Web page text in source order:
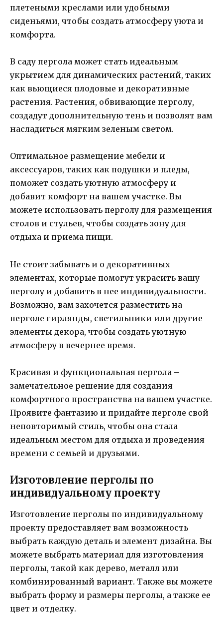
плетеными креслами или удобными
сиденьями, чтобы создать атмосферу уюта и
комфорта.
В саду пергола может стать идеальным
укрытием для динамических растений, таких
как вьющиеся плодовые и декоративные
растения. Растения, обвивающие перголу,
создадут дополнительную тень и позволят вам
насладиться мягким зеленым светом.
Оптимальное размещение мебели и
аксессуаров, таких как подушки и пледы,
поможет создать уютную атмосферу и
добавит комфорт на вашем участке. Вы
можете использовать перголу для размещения
столов и стульев, чтобы создать зону для
отдыха и приема пищи.
Не стоит забывать и о декоративных
элементах, которые помогут украсить вашу
перголу и добавить в нее индивидуальности.
Возможно, вам захочется разместить на
перголе гирлянды, светильники или другие
элементы декора, чтобы создать уютную
атмосферу в вечернее время.
Красивая и функциональная пергола –
замечательное решение для создания
комфортного пространства на вашем участке.
Проявите фантазию и придайте перголе свой
неповторимый стиль, чтобы она стала
идеальным местом для отдыха и проведения
времени с семьей и друзьями.
Изготовление перголы по
индивидуальному проекту
Изготовление перголы по индивидуальному
проекту предоставляет вам возможность
выбрать каждую деталь и элемент дизайна. Вы
можете выбрать материал для изготовления
перголы, такой как дерево, металл или
комбинированный вариант. Также вы можете
выбрать форму и размеры перголы, а также ее
цвет и отделку.